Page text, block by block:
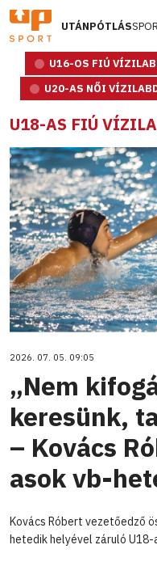
UTÁNPÓTLÁS
U16-OS FIÚ
U20-AS NŐI
U18-AS FIÚ
2026. 07. 05. 09:05
„Nem
keresünk,
– Kovács
asok vb-
Kovács Róbert vezetőedző
hetedik helyével záruló